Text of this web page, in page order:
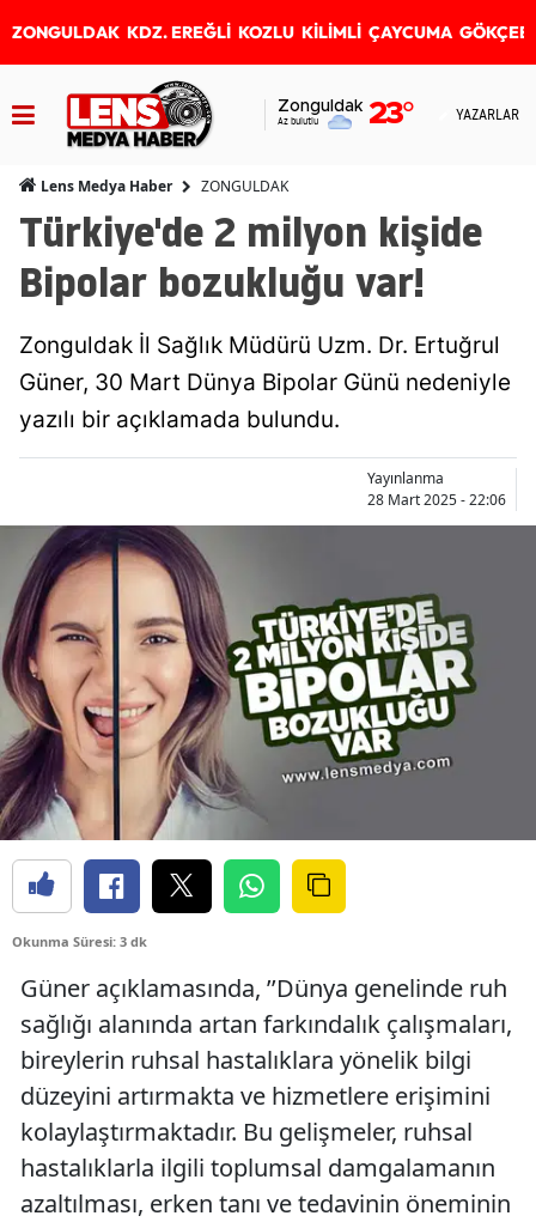
ZONGULDAK KDZ. EREĞLİ KOZLU KİLİMLİ ÇAYCUMA
Zonguldak
Az bulutlu 23° YAZARLAR
Lens Medya Haber ZONGULDAK
Türkiye'de 2 milyon kişide
Bipolar bozukluğu var!
Zonguldak İl Sağlık Müdürü Uzm. Dr. Ertuğrul
Güner, 30 Mart Dünya Bipolar Günü nedeniyle
yazılı bir açıklamada bulundu.
Yayınlanma
28 Mart 2025 - 22:06
Okunma Süresi: 3 dk
Güner açıklamasında, ’’Dünya genelinde ruh
sağlığı alanında artan farkındalık çalışmaları,
bireylerin ruhsal hastalıklara yönelik bilgi
düzeyini artırmakta ve hizmetlere erişimini
kolaylaştırmaktadır. Bu gelişmeler, ruhsal
hastalıklarla ilgili toplumsal damgalamanın
azaltılması, erken tanı ve tedavinin öneminin